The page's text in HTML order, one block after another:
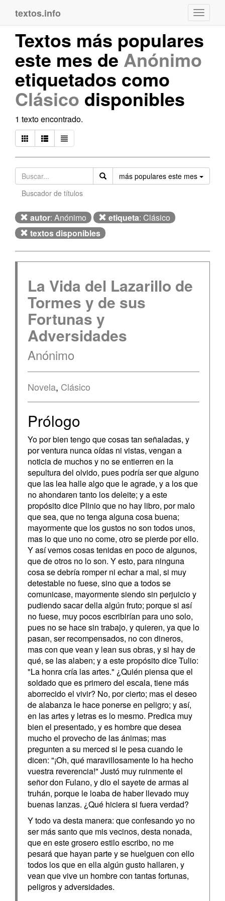
textos.info
Textos más populares
este mes deAnónimo
etiquetados como
Clásico disponibles
1 texto encontrado.
más populares este mes
Buscador de títulos
autor: Anónimo etiqueta: Clásico
textos disponibles
La Vida del Lazarillo de
Tormes y de sus
Fortunas y
Adversidades
Anónimo
Novela, Clásico
Prólogo
Yo por bien tengo que cosas tan señaladas, y
por ventura nunca oídas ni vistas, vengan a
noticia de muchos y no se entierren en la
sepultura del olvido, pues podría ser que alguno
que las lea halle algo que le agrade, y a los que
no ahondaren tanto los deleite; y a este
propósito dice Plinio que no hay libro, por malo
que sea, que no tenga alguna cosa buena;
mayormente que los gustos no son todos unos,
mas lo que uno no come, otro se pierde por ello.
Y así vemos cosas tenidas en poco de algunos,
que de otros no lo son. Y esto, para ninguna
cosa se debría romper ni echar a mal, si muy
detestable no fuese, sino que a todos se
comunicase, mayormente siendo sin perjuicio y
pudiendo sacar della algún fruto; porque si así
no fuese, muy pocos escribirían para uno solo,
pues no se hace sin trabajo, y quieren, ya que lo
pasan, ser recompensados, no con dineros,
mas con que vean y lean sus obras, y si hay de
qué, se las alaben; y a este propósito dice Tulio:
"La honra cría las artes." ¿Quién piensa que el
soldado que es primero del escala, tiene más
aborrecido el vivir? No, por cierto; mas el deseo
de alabanza le hace ponerse en peligro; y así,
en las artes y letras es lo mesmo. Predica muy
bien el presentado, y es hombre que desea
mucho el provecho de las ánimas; mas
pregunten a su merced si le pesa cuando le
dicen: "¡Oh, qué maravillosamente lo ha hecho
vuestra reverencia!" Justó muy ruinmente el
señor don Fulano, y dio el sayete de armas al
truhán, porque le loaba de haber llevado muy
buenas lanzas. ¿Qué hiciera si fuera verdad?
Y todo va desta manera: que confesando yo no
ser más santo que mis vecinos, desta nonada,
que en este grosero estilo escribo, no me
pesará que hayan parte y se huelguen con ello
todos los que en ella algún gusto hallaren, y
vean que vive un hombre con tantas fortunas,
peligros y adversidades.